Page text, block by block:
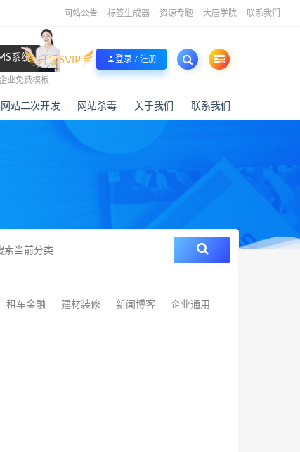
网站公告 标签生成器 资源专题 大唐学院 联系我们
业免费模板
系统 升级SVIP 登录 / 注册
网站二次开发 网站杀毒 关于我们 联系我们
租车金融 建材装修 新闻博客 企业通用